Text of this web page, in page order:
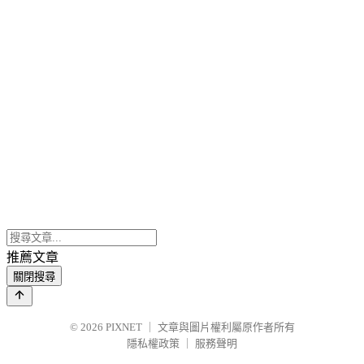
推薦文章
關閉搜尋
© 2026 PIXNET
文章與圖片權利屬原作者所有
隱私權政策
服務聲明